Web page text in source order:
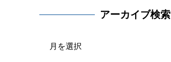
アーカイブ検索